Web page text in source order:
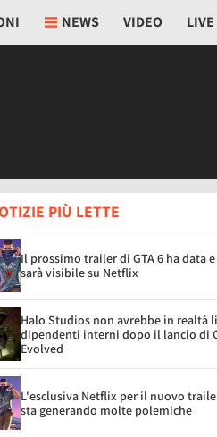
NEWS VIDEO LIVE
PIÙ LETTE
Il prossimo trailer di GTA 6 ha data
sarà visibile su Netflix
Halo Studios non avrebbe in realtà
dipendenti interni dopo il lancio di
Evolved
L'esclusiva Netflix per il nuovo
sta generando molte polemiche